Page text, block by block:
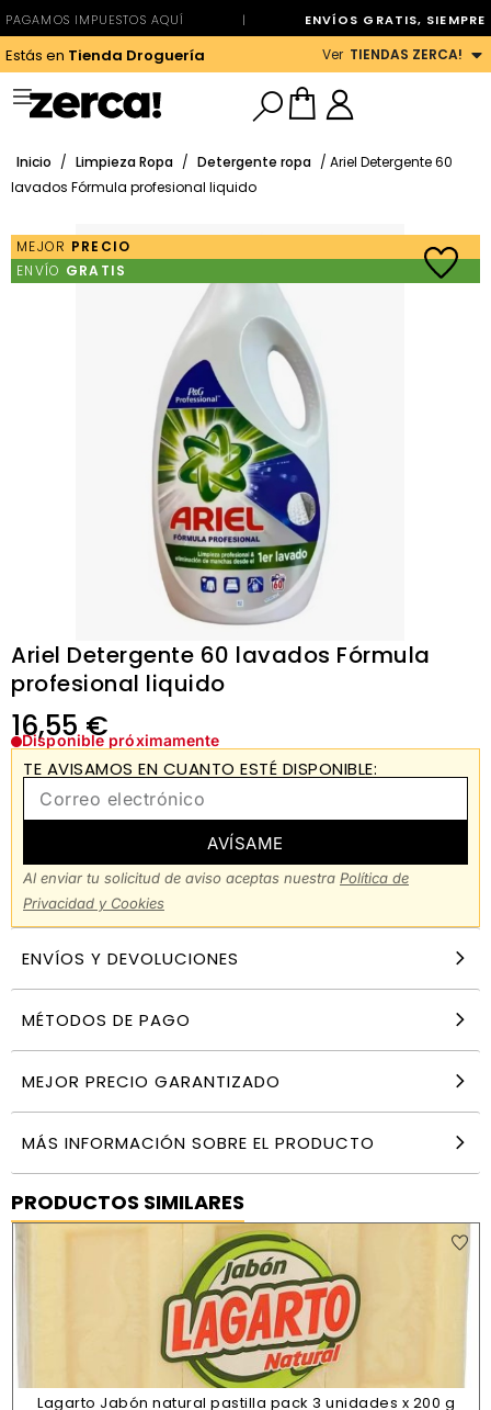
PAGAMOS IMPUESTOS AQUÍ | ENVÍOS GRATIS, SIEMPRE
Estás en Tienda Droguería Ver TIENDAS ZERCA!
Inicio / Limpieza Ropa / Detergente ropa / Ariel Detergente 60
lavados Fórmula profesional liquido
MEJOR PRECIO
ENVÍO GRATIS
Ariel Detergente 60 lavados Fórmula
profesional liquido
16,55€
Disponible próximamente
TE AVISAMOS EN CUANTO ESTÉ DISPONIBLE:
AVÍSAME
Al enviar tu solicitud de aviso aceptas nuestra Política de
Privacidad y Cookies
ENVÍOS Y DEVOLUCIONES
MÉTODOS DE PAGO
MEJOR PRECIO GARANTIZADO
MÁS INFORMACIÓN SOBRE EL PRODUCTO
PRODUCTOS SIMILARES
Lagarto Jabón natural pastilla pack 3 unidades x 200 g